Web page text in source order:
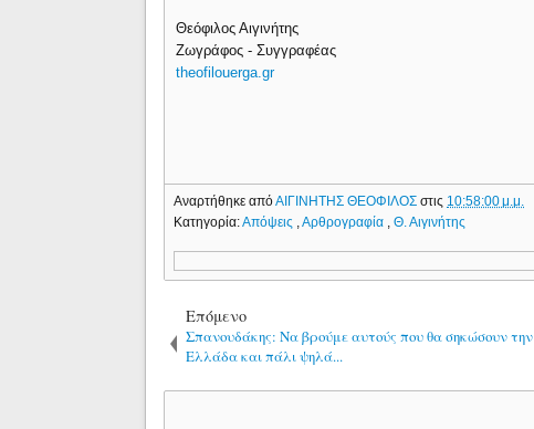
Θεόφιλος Αιγινήτης
Ζωγράφος - Συγγραφέας
theofilouerga.gr
Αναρτήθηκε απόΑΙΓΙΝΗΤΗΣ ΘΕΟΦΙΛΟΣστις 10:58:00 μ.μ.
Κατηγορία:Απόψεις ,Αρθρογραφία ,Θ. Αιγινήτης
Επόμενο
Σπανουδάκης: Να βρούμε αυτούς που θα σηκώσουν την
Ελλάδα και πάλι ψηλά...